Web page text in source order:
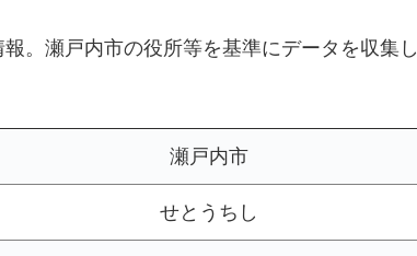
。瀬戸内市の役所等を基準にデータを収集し
瀬戸内市
せとうちし